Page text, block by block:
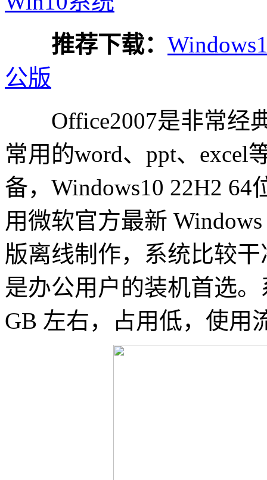
推荐下载：
公版
Office2007是非常经
常用的word、ppt、excel
备，Windows10 22H2
用微软官方最新
版离线制作，系统比较
是办公用户的装机首选
GB 左右，占用低，使用